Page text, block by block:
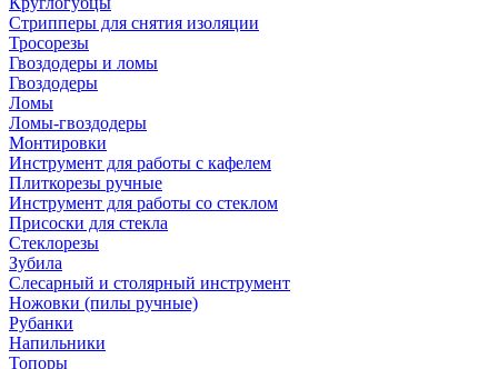
Стрипперы для снятия изоляции
Тросорезы
Гвоздодеры и ломы
Гвоздодеры
Ломы
Ломы-гвоздодеры
Монтировки
Инструмент для работы с кафелем
Плиткорезы ручные
Инструмент для работы со стеклом
Присоски для стекла
Стеклорезы
Зубила
Слесарный и столярный инструмент
Ножовки (пилы ручные)
Рубанки
Напильники
Топоры